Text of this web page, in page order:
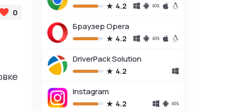
0
их
пользователей.
использования
ошибок
4.2
Браузер Opera
4.2
DriverPack Solution
4.2
Instagram
4.2